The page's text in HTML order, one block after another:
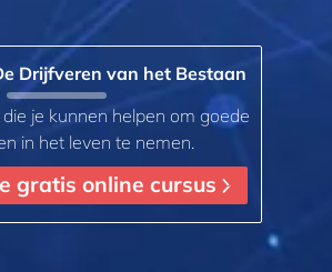
Drijfveren van het Bestaan
je kunnen helpen om goede
in het leven te nemen.
gratis online cursus